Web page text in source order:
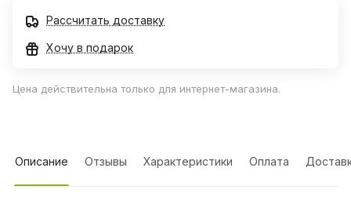
Рассчитать доставку
Хочу в подарок
Цена действительна только для интернет-магазина.
Описание Отзывы Характеристики Оплата